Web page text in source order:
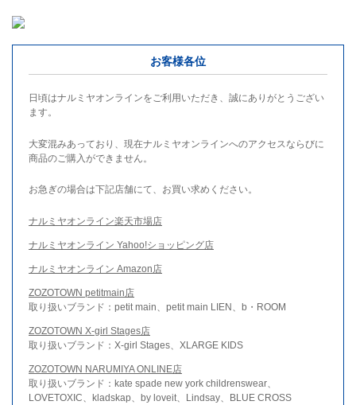
お客様各位
日頃はナルミヤオンラインをご利用いただき、誠にありがとうござい
ます。
大変混みあっており、現在ナルミヤオンラインへのアクセスならびに
商品のご購入ができません。
お急ぎの場合は下記店舗にて、お買い求めください。
ナルミヤオンライン楽天市場店
ナルミヤオンライン Yahoo!ショッピング店
ナルミヤオンライン Amazon店
ZOZOTOWN petitmain店
取り扱いブランド：petit main、petit main LIEN、b・ROOM
ZOZOTOWN X-girl Stages店
取り扱いブランド：X-girl Stages、XLARGE KIDS
ZOZOTOWN NARUMIYA ONLINE店
取り扱いブランド：kate spade new york childrenswear、
LOVETOXIC、kladskap、by loveit、Lindsay、BLUE CROSS